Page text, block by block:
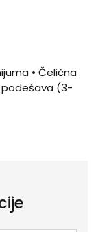
• Čelična
podešava (3-